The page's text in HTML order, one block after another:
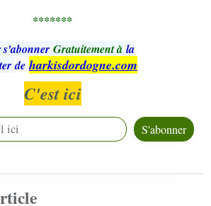
*******
Gratuitement à la
de harkisdordogne.com
C'est ici